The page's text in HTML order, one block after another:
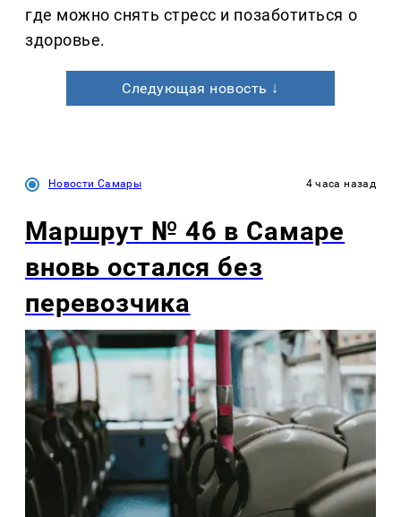
где можно снять стресс и позаботиться о
здоровье.
Следующая новость ↓
Новости Самары 4 часа назад
Маршрут № 46 в Самаре
вновь остался без
перевозчика